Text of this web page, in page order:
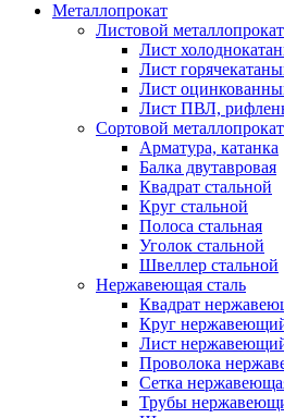
Металлопрокат
Листовой металлопрокат
Лист
Лист
Лист
Лист ПВЛ,
Сортовой металлопрокат
Арматура, катанка
Балка двутавровая
Квадрат стальной
Круг стальной
Полоса стальная
Уголок стальной
Швеллер стальной
Нержавеющая сталь
Квадрат
Круг
Лист
Проволока
Сетка
Трубы